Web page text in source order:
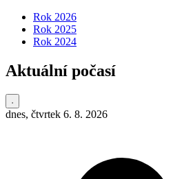
Rok 2026
Rok 2025
Rok 2024
Aktuální počasí
dnes, čtvrtek 6. 8. 2026